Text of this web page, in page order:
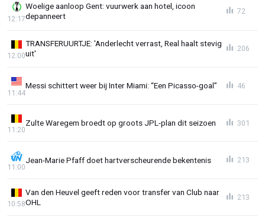
Woelige aanloop Gent: vuurwerk aan hotel, icoon
depanneert
12:17
72
TRANSFERUURTJE: 'Anderlecht verrast, Real haalt stevig
uit'
12:00
206
Messi schittert weer bij Inter Miami: “Een Picasso-goal”
11:44
46
Zulte Waregem broedt op groots JPL-plan dit seizoen
11:20
301
Jean-Marie Pfaff doet hartverscheurende bekentenis
11:00
213
Van den Heuvel geeft reden voor transfer van Club naar
OHL
10:58
213